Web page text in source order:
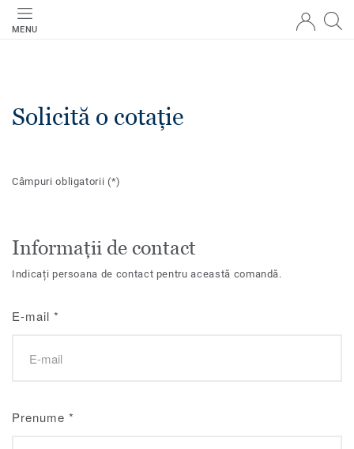
MENU
Solicită o cotație
Câmpuri obligatorii(*)
Informații de contact
Indicați persoana de contact pentru această comandă.
E-mail *
Prenume *